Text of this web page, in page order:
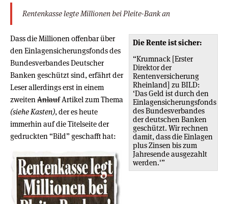
Rentenkasse legte Millionen bei Pleite-Bank an
Die Rente ist sicher:
“Krumnack [Erster
Direktor der
Rentenversicherung
Rheinland] zu BILD:
‘Das Geld ist durch den
Einlagensicherungsfonds
des Bundesverbandes
der deutschen Banken
geschützt. Wir rechnen
damit, dass die Einlagen
plus Zinsen bis zum
Jahresende ausgezahlt
werden.'”
Dass die Millionen offenbar über
den Einlagensicherungsfonds des
Bundesverbandes Deutscher
Banken geschützt sind, erfährt der
Leser allerdings erst in einem
zweiten AnlaufArtikel zum Thema
(siehe Kasten), der es heute
immerhin auf die Titelseite der
gedruckten “Bild” geschafft hat: